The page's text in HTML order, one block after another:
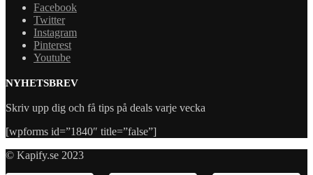
Facebook
Twitter
Instagram
Pinterest
Youtube
NYHETSBREV
Skriv upp dig och få tips på deals varje vecka
[wpforms id=”1840″ title=”false”]
© Kapify.se 2023